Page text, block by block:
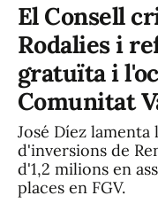
El Consell
Rodalies i
gratuïta i
Comunitat
José Díez
d'inversions de
d'1,2 milions en
places en FGV.